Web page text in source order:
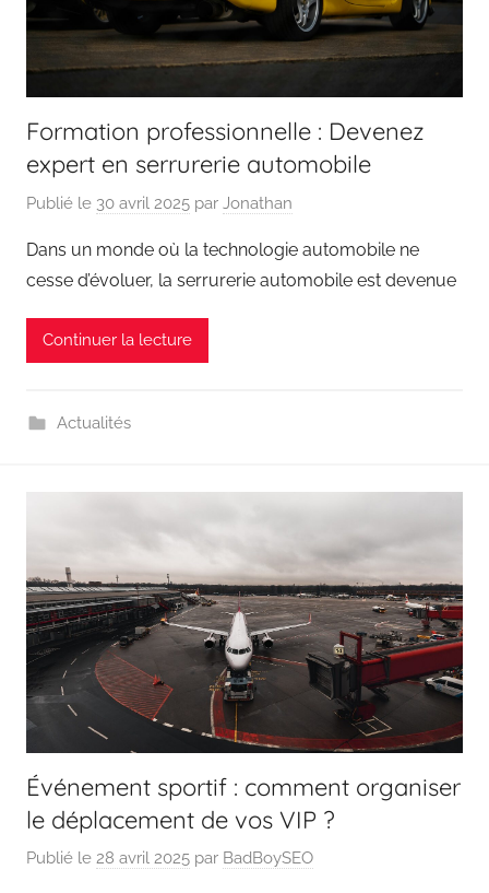
Formation professionnelle : Devenez
expert en serrurerie automobile
Publié le 30 avril 2025 par Jonathan
Dans un monde où la technologie automobile ne
cesse d’évoluer, la serrurerie automobile est devenue
Continuer la lecture
Actualités
Événement sportif : comment organiser
le déplacement de vos VIP ?
Publié le 28 avril 2025 par BadBoySEO